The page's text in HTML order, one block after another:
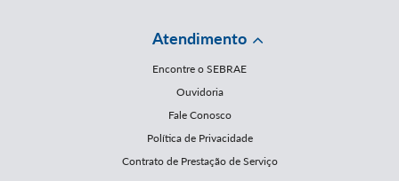
Atendimento
Encontre o SEBRAE
Ouvidoria
Fale Conosco
Política de Privacidade
Contrato de Prestação de Serviço